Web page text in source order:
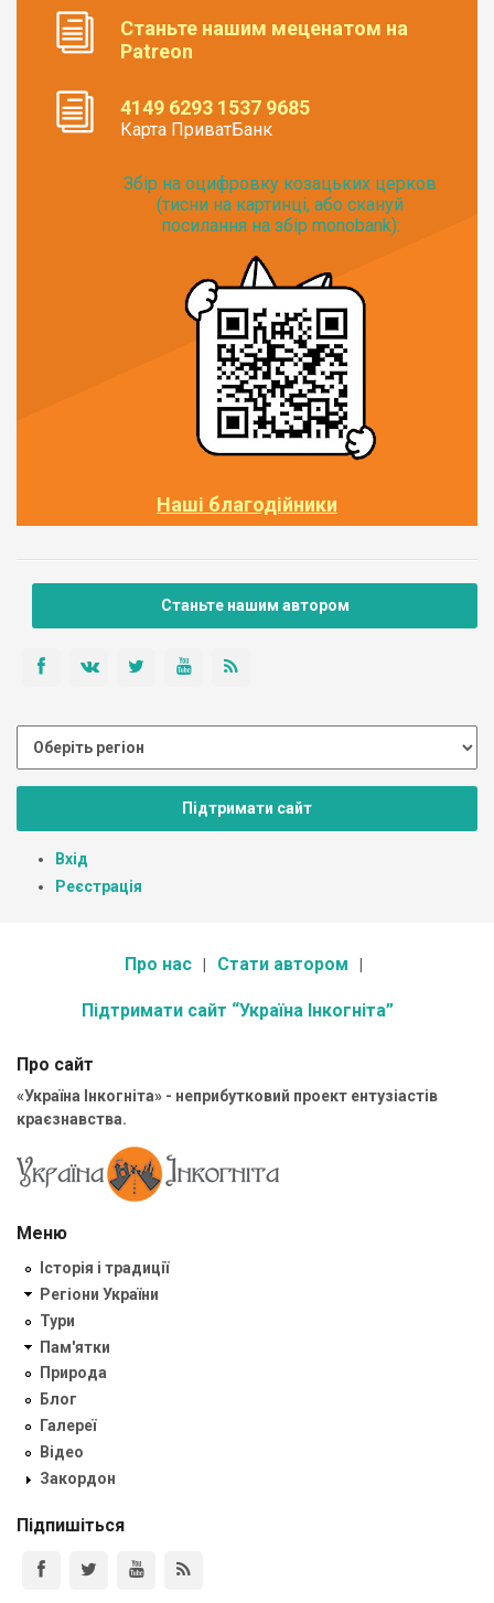
Станьте нашим меценатом на
Patreon
4149 6293 1537 9685
Карта ПриватБанк
Збір на оцифровку козацьких церков
(тисни на картинці, або скануй
посилання на збір monobank):
Наші благодійники
Станьте нашим автором
Підтримати сайт
Вхід
Реєстрація
Про нас Стати автором
Підтримати сайт “Україна Інкогніта”
Про сайт
«Україна Інкогніта» - неприбутковий проект ентузіастів
краєзнавства.
Меню
Історія і традиції
Регіони України
Тури
Пам'ятки
Природа
Блог
Галереї
Відео
Закордон
Підпишіться